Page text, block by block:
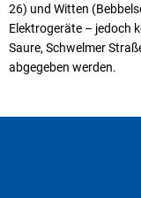
26) und Witten
Elektrogeräte – jedoch
Saure, Schwelmer
abgegeben werden.